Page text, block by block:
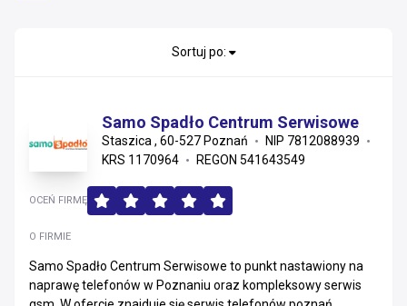
Sortuj po:
Samo Spadło Centrum Serwisowe
Staszica , 60-527 Poznań
NIP 7812088939
KRS 1170964
REGON 541643549
O FIRMIE
Samo Spadło Centrum Serwisowe to punkt nastawiony na
naprawę telefonów w Poznaniu oraz kompleksowy serwis
OCEŃ FIRMĘ